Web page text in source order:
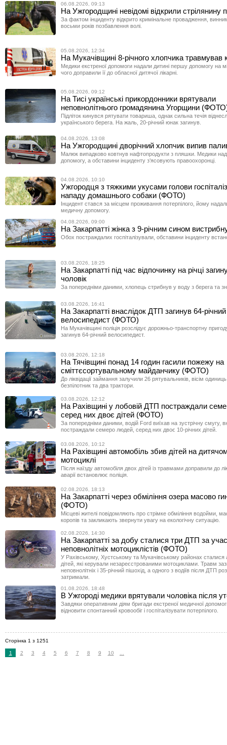
06.08.2026, 09:13
На Ужгородщині невідомі відкрили стрілянину
За фактом інциденту відкрито кримінальне провадження,
восьми років позбавлення волі.
05.08.2026, 12:34
На Мукачівщині 8-річного хлопчика травмував
Медики екстреної допомоги надали дитині першу допомогу на
чого доправили її до обласної дитячої лікарні.
05.08.2026, 09:12
На Тисі українські прикордонники врятували
неповнолітнього громадянина Угорщини
Підліток кинувся рятувати товариша, однак сильна течія
українського берега. На жаль, 20-річний юнак загинув.
04.08.2026, 13:08
На Ужгородщині дворічний хлопчик випив
Малюк випадково ковтнув нафтопродукти з пляшки. Медики
допомогу, а обставини інциденту з’ясовують правоохоронці.
04.08.2026, 10:10
Ужгородця з тяжкими укусами голови
нападу домашнього собаки (ФОТО)
Інцидент стався за місцем проживання потерпілого, йому
медичну допомогу.
04.08.2026, 09:00
На Закарпатті жінка з 9-річним сином
Обох постраждалих госпіталізували, обставини інциденту
03.08.2026, 18:25
На Закарпатті під час відпочинку на річці
чоловік
За попередніми даними, хлопець стрибнув у воду з берега та
03.08.2026, 16:41
На Закарпатті внаслідок ДТП загинув 64-річний
велосипедист (ФОТО)
На Мукачівщині поліція розслідує дорожньо-транспортну
загинув 64-річний велосипедист.
03.08.2026, 12:18
На Тячівщині понад 14 годин гасили пожежу на
сміттєсортувальному майданчику (ФОТО)
До ліквідації займання залучили 26 рятувальників, вісім одиниць
безпілотник та два трактори.
03.08.2026, 12:12
На Рахівщині у лобовій ДТП постраждали
серед них двоє дітей (ФОТО)
За попередніми даними, водій Ford виїхав на зустрічну смугу,
постраждали семеро людей, серед них двоє 10-річних дітей.
03.08.2026, 10:12
На Рахівщині автомобіль збив дітей на
мотоциклі
Після наїзду автомобіля двох дітей із травмами доправили до
аварії встановлює поліція.
02.08.2026, 18:13
На Закарпатті через обміління озера масово
(ФОТО)
Місцеві жителі повідомляють про стрімке обміління водойми,
коропів та закликають звернути увагу на екологічну ситуацію.
02.08.2026, 14:30
На Закарпатті за добу сталися три ДТП за
неповнолітніх мотоциклістів (ФОТО)
У Рахівському, Хустському та Мукачівському районах сталися
дітей, які керували незареєстрованими мотоциклами. Травм
неповнолітніх і 35-річний пішохід, а одного з водіїв після ДТП
затримали.
01.08.2026, 18:48
В Ужгороді медики врятували чоловіка після
Завдяки оперативним діям бригади екстреної медичної
відновити спонтанний кровообіг і госпіталізувати потерпілого.
Сторінка 1 з 1251
1 2 3 4 5 6 7 8 9 10